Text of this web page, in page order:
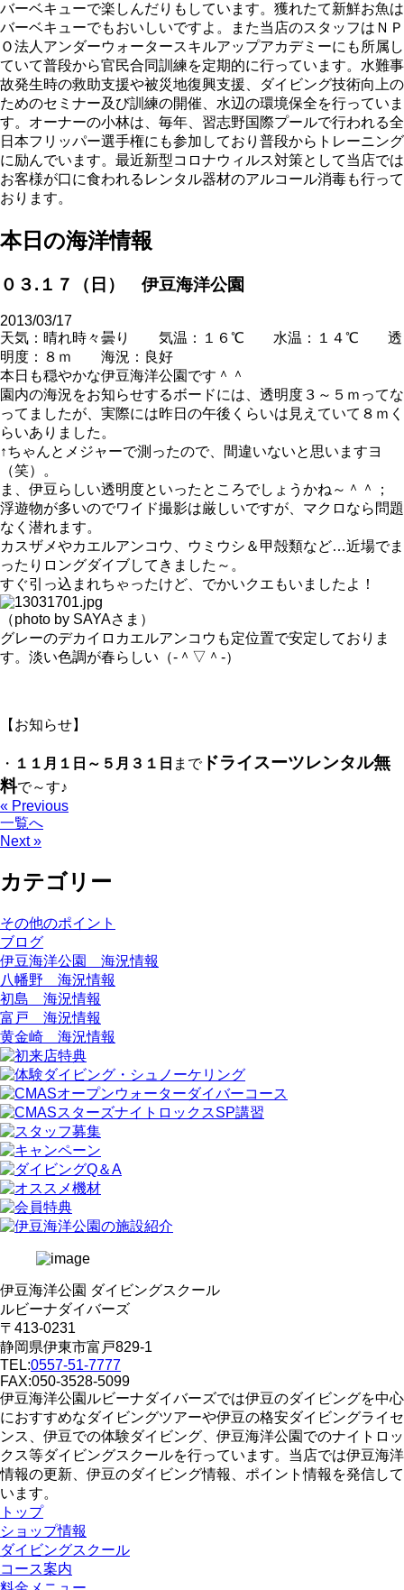
バーベキューで楽しんだりもしています。獲れたて新鮮お魚は
バーベキューでもおいしいですよ。また当店のスタッフはＮＰ
Ｏ法人アンダーウォータースキルアップアカデミーにも所属し
ていて普段から官民合同訓練を定期的に行っています。水難事
故発生時の救助支援や被災地復興支援、ダイビング技術向上の
ためのセミナー及び訓練の開催、水辺の環境保全を行っていま
す。オーナーの小林は、毎年、習志野国際プールで行われる全
日本フリッパー選手権にも参加しており普段からトレーニング
に励んでいます。最近新型コロナウィルス対策として当店では
お客様が口に食われるレンタル器材のアルコール消毒も行って
おります。
本日の海洋情報
０３.１７（日） 伊豆海洋公園
2013/03/17
天気：晴れ時々曇り 気温：１６℃ 水温：１４℃ 透
明度：８ｍ 海況：良好
本日も穏やかな伊豆海洋公園です＾＾
園内の海況をお知らせするボードには、透明度３～５ｍってな
ってましたが、実際には昨日の午後くらいは見えていて８ｍく
らいありました。
↑ちゃんとメジャーで測ったので、間違いないと思いますヨ
（笑）。
ま、伊豆らしい透明度といったところでしょうかね～＾＾；
浮遊物が多いのでワイド撮影は厳しいですが、マクロなら問題
なく潜れます。
カスザメやカエルアンコウ、ウミウシ＆甲殻類など…近場でま
ったりロングダイブしてきました～。
すぐ引っ込まれちゃったけど、でかいクエもいましたよ！
（photo by SAYAさま）
グレーのデカイロカエルアンコウも定位置で安定しておりま
す。淡い色調が春らしい（‐＾▽＾‐）
【お知らせ】
・ １１月１日～５月３１日 までドライスーツレンタル無
料で～す♪
« Previous
一覧へ
Next »
カテゴリー
その他のポイント
ブログ
伊豆海洋公園 海況情報
八幡野 海況情報
初島 海況情報
富戸 海況情報
黄金崎 海況情報
伊豆海洋公園 ダイビングスクール
ルビーナダイバーズ
〒413-0231
静岡県伊東市富戸829-1
TEL:0557-51-7777
FAX:050-3528-5099
伊豆海洋公園ルビーナダイバーズでは伊豆のダイビングを中心
におすすめなダイビングツアーや伊豆の格安ダイビングライセ
ンス、伊豆での体験ダイビング、伊豆海洋公園でのナイトロッ
クス等ダイビングスクールを行っています。当店では伊豆海洋
情報の更新、伊豆のダイビング情報、ポイント情報を発信して
います。
トップ
ショップ情報
ダイビングスクール
コース案内